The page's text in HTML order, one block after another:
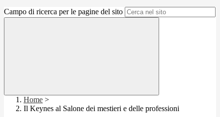
Campo di ricerca per le pagine del sito
Home >
Il Keynes al Salone dei mestieri e delle professioni